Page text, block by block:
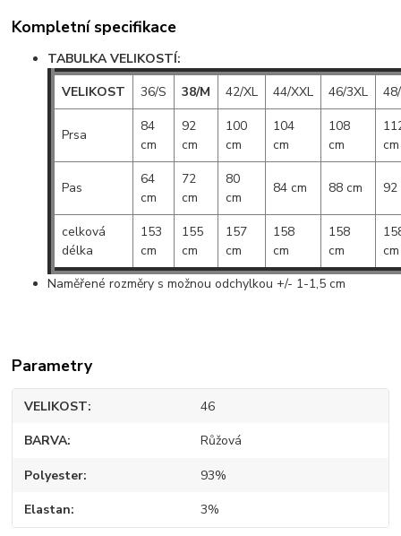
Kompletní specifikace
TABULKA VELIKOSTÍ:
VELIKOST
36/S 38/M 42/XL 44/XXL 46/3XL
Prsa
84
cm
92
cm
100
cm
104
cm
108
cm
cm
Pas
64
cm
72
cm
80
cm
84 cm 88 cm 92
celková
délka
153
cm
155
cm
157
cm
158
cm
158
cm
cm
Naměřené rozměry s možnou odchylkou +/- 1-1,5 cm
Parametry
VELIKOST 46
BARVA Růžová
Polyester 93%
Elastan 3%